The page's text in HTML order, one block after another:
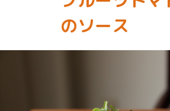
のソース